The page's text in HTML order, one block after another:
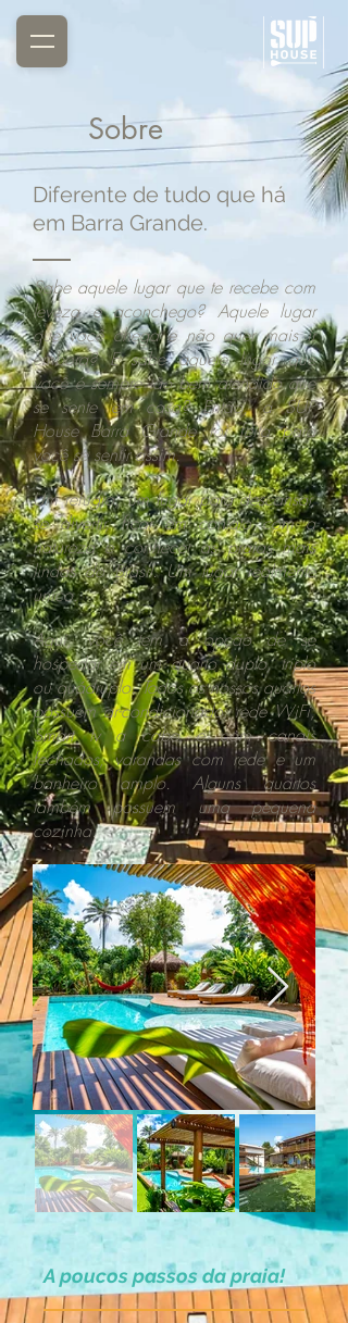
Sobre
Diferente de tudo que há
em Barra Grande.
Sabe aquele lugar que te recebe com
leveza e aconchego? Aquele lugar
que você chega e não quer mais ir
embora? E sabe aquele lugar que
você é sempre tão bem atendido que
se sente em casa? Então, a SUP
House Barra Grande foi feita para
você se sentir assim.
Um refúgio, um lugar para descansar,
se divertir, ficar em contato com a
natureza e conhecer as praias mais
lindas do Brasil. Um lúgar realmente
único.
Aqui, você tem a opção de se
hospedar em um quarto duplo, triplo
ou quádruplo. Todos os nossos quartos
possuem ar-condicionado, rede WiFi,
Smart tv a cabo e com canais
fechados, varandas com rede e um
banheiro amplo. Alguns quartos
também possuem uma pequena
cozinha.
A poucos passos da praia!